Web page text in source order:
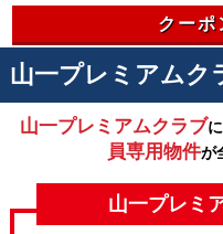
クーポ
山一プレミアムク
山一プレミアムクラブ
員専用物件が
山一プレミ